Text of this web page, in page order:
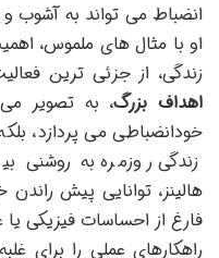
انضباط می تواند به آشوب
او با مثال های ملموس،
زندگی، از جزئی ترین
اهداف بزرگ، به تصویر
خودانضباطی می پردازد،
زندگی روزمره به روشنی
هالینز، توانایی پیش
فارغ از احساسات فیزیکی
راهکارهای عملی را برای